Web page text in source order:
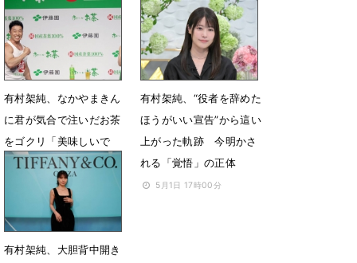
ゼンター
5月25日 07時14分
ペットに登場
5月25日 06時46分
有村架純、なかやまきん
に君が気合で注いだお茶
をゴクリ「美味しいで
す」
5月12日 18時22分
有村架純、“役者を辞めた
ほうがいい宣告”から這い
上がった軌跡 今明かさ
れる「覚悟」の正体
5月1日 17時00分
有村架純、大胆背中開き